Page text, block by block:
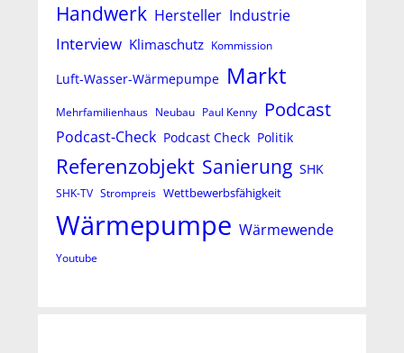
Handwerk Hersteller Industrie
Interview Klimaschutz Kommission
Luft-Wasser-Wärmepumpe Markt
Mehrfamilienhaus Neubau Paul Kenny Podcast
Podcast-Check Podcast Check Politik
Referenzobjekt Sanierung SHK
SHK-TV Strompreis Wettbewerbsfähigkeit
Wärmepumpe Wärmewende
Youtube